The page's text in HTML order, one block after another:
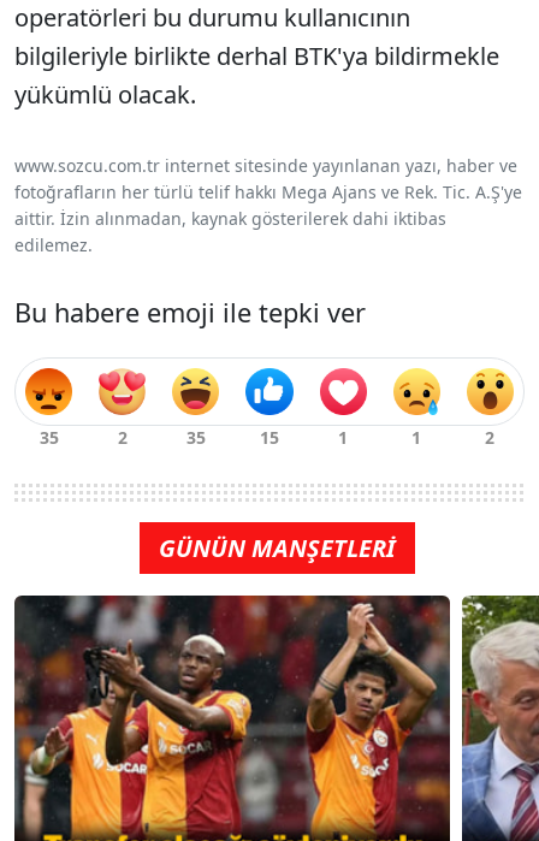
operatörleri bu durumu kullanıcının
bilgileriyle birlikte derhal BTK'ya bildirmekle
yükümlü olacak.
www.sozcu.com.tr internet sitesinde yayınlanan yazı, haber ve
fotoğrafların her türlü telif hakkı Mega Ajans ve Rek. Tic. A.Ş'ye
aittir. İzin alınmadan, kaynak gösterilerek dahi iktibas
edilemez.
Bu habere emoji ile tepki ver
GÜNÜN MANŞETLERİ